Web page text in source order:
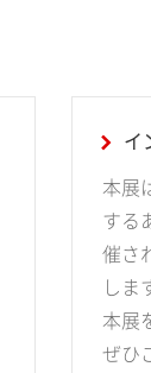
イ
本展
する
催さ
しま
本展
ぜひ